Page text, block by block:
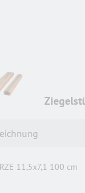
11,5x7,1 100 cm